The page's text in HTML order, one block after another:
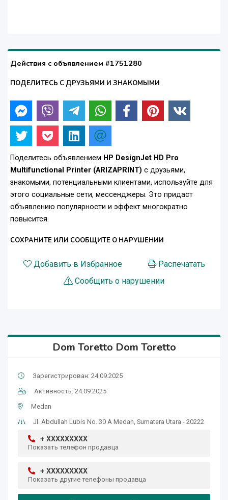
Действия с объявлением #1751280
ПОДЕЛИТЕСЬ С ДРУЗЬЯМИ И ЗНАКОМЫМИ
Поделитесь объявлением HP DesignJet HD Pro
Multifunctional Printer (ARIZAPRINT) с друзьями,
знакомыми, потенциальными клиентами, используйте для
этого социальные сети, мессенджеры. Это придаст
объявлению популярности и эффект многократно
повысится.
СОХРАНИТЕ ИЛИ СООБЩИТЕ О НАРУШЕНИИ
Добавить в Избранное
Распечатать
Сообщить о нарушении
Dom Toretto Dom Toretto
Зарегистрирован: 24.09.2025
Активность: 24.09.2025
Medan
Jl. Abdullah Lubis No. 30 A Medan, Sumatera Utara - 20222
+ XXXXXXXXX
Показать телефон продавца
+ XXXXXXXXX
Показать другие телефоны продавца